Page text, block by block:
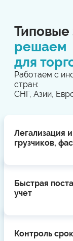
Типовые
решаем
для
Работаем с
стран:
СНГ, Азии,
Легализация
грузчиков,
Быстрая
учет
Контроль